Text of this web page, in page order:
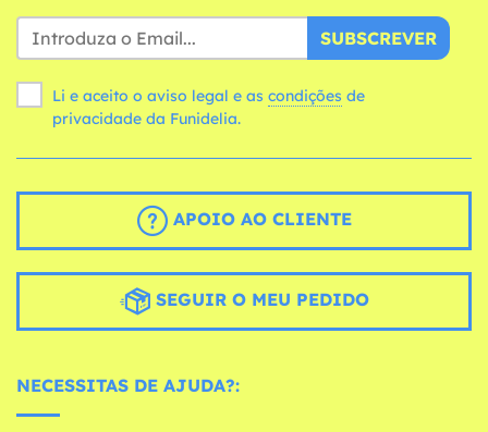
SUBSCREVER
Li e aceito o aviso legal e as condições
privacidade da Funidelia.
APOIO AO CLIENTE
SEGUIR O MEU PEDIDO
NECESSITAS DE AJUDA?: